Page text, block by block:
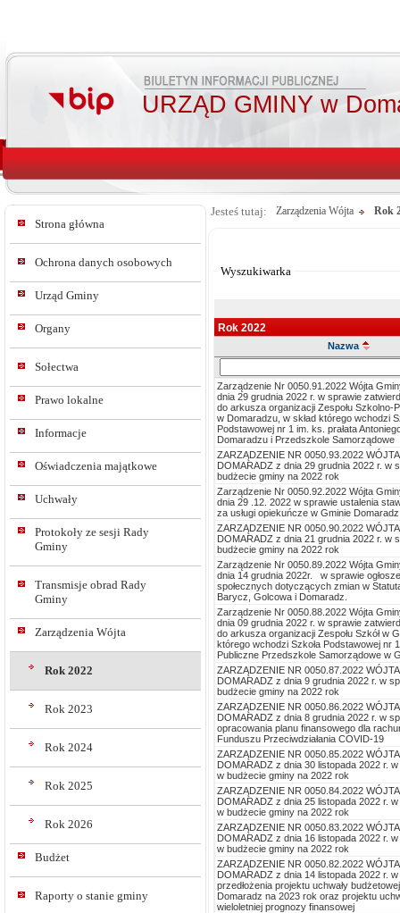
URZĄD GMINY w
Strona główna
Ochrona danych osobowych
Urząd Gminy
Organy
Sołectwa
Prawo lokalne
Informacje
Oświadczenia majątkowe
Uchwały
Protokoły ze sesji Rady
Gminy
Transmisje obrad Rady
Gminy
Zarządzenia Wójta
Rok 2022
Rok 2023
Rok 2024
Rok 2025
Rok 2026
Budżet
Raporty o stanie gminy
Jesteś tutaj: Zarządzenia Wójta Rok
Wyszukiwarka
Rok 2022
Nazwa
w
tresc_tytul
Zarządzenie Nr 0050.91.2022 Wójta
dnia 29 grudnia 2022 r. w sprawie
do arkusza organizacji Zespołu Szkolno-
w Domaradzu, w skład którego wchodzi
Podstawowej nr 1 im. ks. prałata
Domaradzu i Przedszkole Samorządowe
ZARZĄDZENIE NR 0050.93.2022
DOMARADZ z dnia 29 grudnia 2022 r. w
budżecie gminy na 2022 rok
Zarządzenie Nr 0050.92.2022 Wójta
dnia 29 .12. 2022 w sprawie ustalenia
za usługi opiekuńcze w Gminie Domaradz
ZARZĄDZENIE NR 0050.90.2022
DOMARADZ z dnia 21 grudnia 2022 r. w
budżecie gminy na 2022 rok
Zarządzenie Nr 0050.89.2022 Wójta
dnia 14 grudnia 2022r. w sprawie
społecznych dotyczących zmian w
Barycz, Golcowa i Domaradz.
Zarządzenie Nr 0050.88.2022 Wójta
dnia 09 grudnia 2022 r. w sprawie
do arkusza organizacji Zespołu Szkół w
którego wchodzi Szkoła Podstawowej nr
Publiczne Przedszkole Samorządowe w
ZARZĄDZENIE NR 0050.87.2022
DOMARADZ z dnia 9 grudnia 2022 r. w
budżecie gminy na 2022 rok
ZARZĄDZENIE NR 0050.86.2022
DOMARADZ z dnia 8 grudnia 2022 r. w
opracowania planu finansowego dla
Funduszu Przeciwdziałania COVID-19
ZARZĄDZENIE NR 0050.85.2022
DOMARADZ z dnia 30 listopada 2022 r.
w budżecie gminy na 2022 rok
ZARZĄDZENIE NR 0050.84.2022
DOMARADZ z dnia 25 listopada 2022 r.
w budżecie gminy na 2022 rok
ZARZĄDZENIE NR 0050.83.2022
DOMARADZ z dnia 16 listopada 2022 r.
w budżecie gminy na 2022 rok
ZARZĄDZENIE NR 0050.82.2022
DOMARADZ z dnia 14 listopada 2022 r.
przedłożenia projektu uchwały
Domaradz na 2023 rok oraz projektu
wieloletniej prognozy finansowej